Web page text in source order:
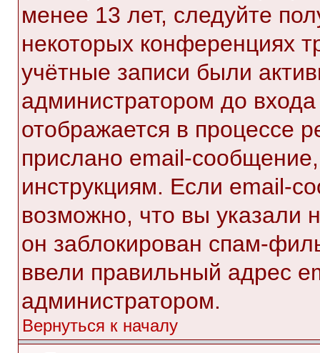
менее 13 лет, следуйте
некоторых конференциях
учётные записи были
администратором до
отображается в процессе
прислано email-
инструкциям. Если email-
возможно, что вы указали
он заблокирован спам-
ввели правильный адрес
администратором.
Вернуться к началу